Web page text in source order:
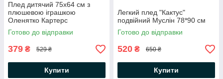
Плед дитячий 75х64 см з
плюшевою іграшкою
Оленятко Картерс
Готово до відправки
379 ₴ 529 ₴
Купити
Легкий плед "Кактус"
подвійний Муслін 78*90 см
Готово до відправки
520 ₴ 650 ₴
Купити